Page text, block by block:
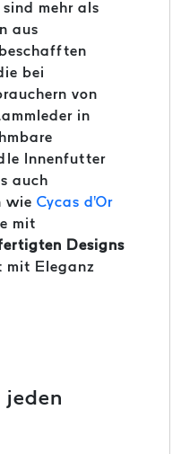
mehr als
aus
bei
von
in
Innenfutter
auch
wie Cycas d'Or
mit
Designs
mit Eleganz